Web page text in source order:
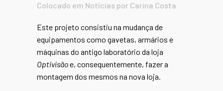
Colocado em Notícias por Carina Costa
Este projeto consistiu na mudança de
equipamentos como gavetas, armários e
máquinas do antigo laboratório da loja
Optivisãoe, consequentemente, fazer a
montagem dos mesmos na nova loja.